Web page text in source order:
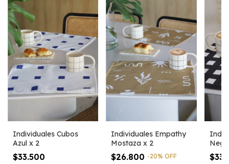
Individuales Cubos
Azul x 2
$33.500
Individuales Empathy
Mostaza x 2
$26.800 -20%OFF